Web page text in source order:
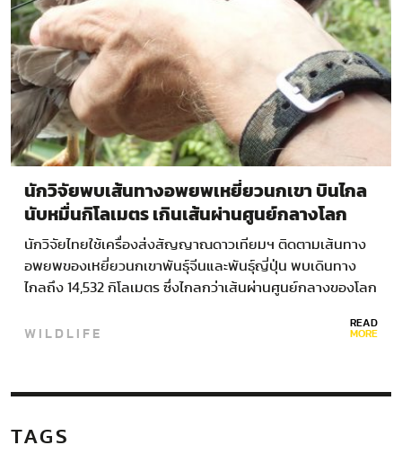
นักวิจัยพบเส้นทางอพยพเหยี่ยวนกเขา บินไกล
นับหมื่นกิโลเมตร เกินเส้นผ่านศูนย์กลางโลก
นักวิจัยไทยใช้เครื่องส่งสัญญาณดาวเทียมฯ ติดตามเส้นทาง
อพยพของเหยี่ยวนกเขาพันธุ์จีนและพันธุ์ญี่ปุ่น พบเดินทาง
ไกลถึง 14,532 กิโลเมตร ซึ่งไกลกว่าเส้นผ่านศูนย์กลางของโลก
WILDLIFE READ
MORE
TAGS